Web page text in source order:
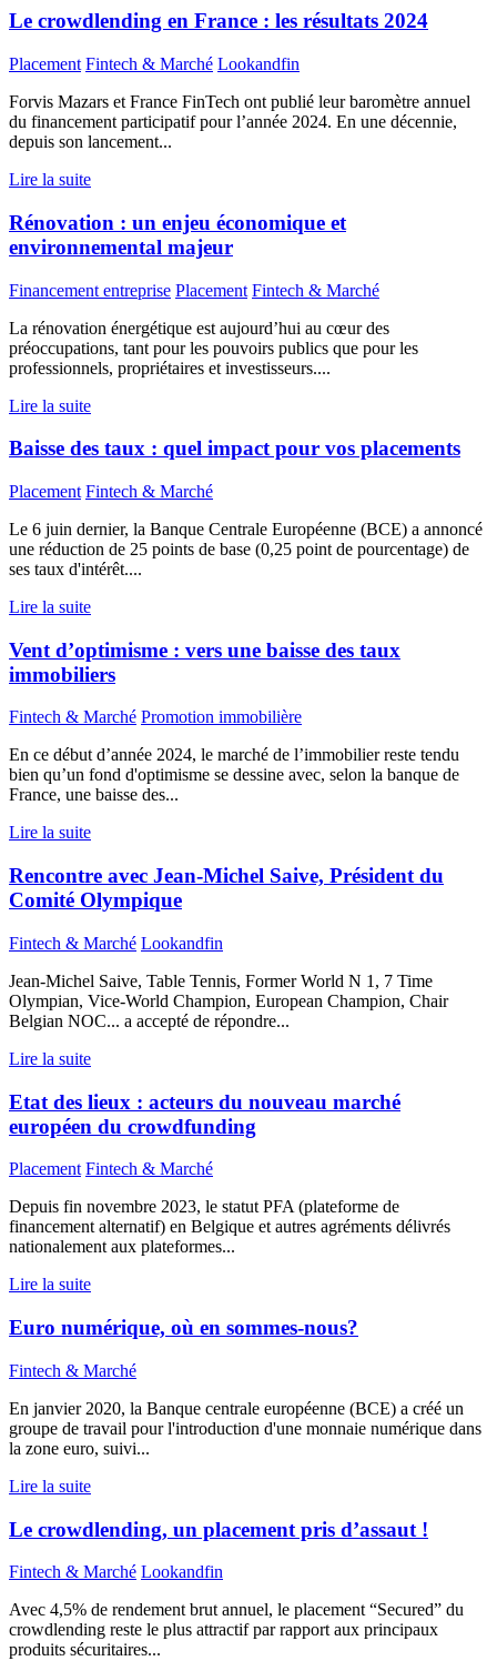
Le crowdlending en France : les résultats 2024
Placement Fintech & Marché Lookandfin
Forvis Mazars et France FinTech ont publié leur baromètre annuel
du financement participatif pour l’année 2024. En une décennie,
depuis son lancement...
Lire la suite
Rénovation : un enjeu économique et
environnemental majeur
Financement entreprise Placement Fintech & Marché
La rénovation énergétique est aujourd’hui au cœur des
préoccupations, tant pour les pouvoirs publics que pour les
professionnels, propriétaires et investisseurs....
Lire la suite
Baisse des taux : quel impact pour vos placements
Placement Fintech & Marché
Le 6 juin dernier, la Banque Centrale Européenne (BCE) a annoncé
une réduction de 25 points de base (0,25 point de pourcentage) de
ses taux d'intérêt....
Lire la suite
Vent d’optimisme : vers une baisse des taux
immobiliers
Fintech & Marché Promotion immobilière
En ce début d’année 2024, le marché de l’immobilier reste tendu
bien qu’un fond d'optimisme se dessine avec, selon la banque de
France, une baisse des...
Lire la suite
Rencontre avec Jean-Michel Saive, Président du
Comité Olympique
Fintech & Marché Lookandfin
Jean-Michel Saive, Table Tennis, Former World N 1, 7 Time
Olympian, Vice-World Champion, European Champion, Chair
Belgian NOC... a accepté de répondre...
Lire la suite
Etat des lieux : acteurs du nouveau marché
européen du crowdfunding
Placement Fintech & Marché
Depuis fin novembre 2023, le statut PFA (plateforme de
financement alternatif) en Belgique et autres agréments délivrés
nationalement aux plateformes...
Lire la suite
Euro numérique, où en sommes-nous?
Fintech & Marché
En janvier 2020, la Banque centrale européenne (BCE) a créé un
groupe de travail pour l'introduction d'une monnaie numérique dans
la zone euro, suivi...
Lire la suite
Le crowdlending, un placement pris d’assaut !
Fintech & Marché Lookandfin
Avec 4,5% de rendement brut annuel, le placement “Secured” du
crowdlending reste le plus attractif par rapport aux principaux
produits sécuritaires...